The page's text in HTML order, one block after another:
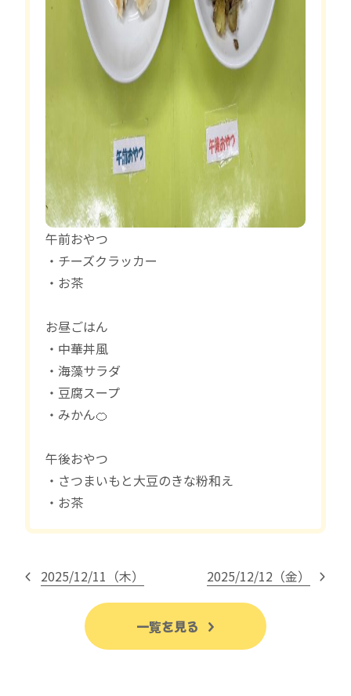
午前おやつ
・チーズクラッカー
・お茶
お昼ごはん
・中華丼風
・海藻サラダ
・豆腐スープ
・みかん🍊
午後おやつ
・さつまいもと大豆のきな粉和え
・お茶
2025/12/11（木） 2025/12/12（金）
一覧を見る